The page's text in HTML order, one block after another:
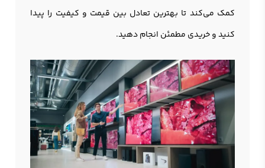
کمک می‌کند تا بهترین تعادل بین قیمت و کیفیت را پیدا
کنید و خریدی مطمئن انجام دهید.